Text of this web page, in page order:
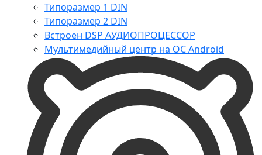
Типоразмер 1 DIN
Типоразмер 2 DIN
Встроен DSP АУДИОПРОЦЕССОР
Мультимедийный центр на ОС Android